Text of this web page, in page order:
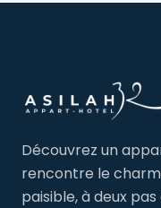
Découvrez un
rencontre le
paisible, à deux